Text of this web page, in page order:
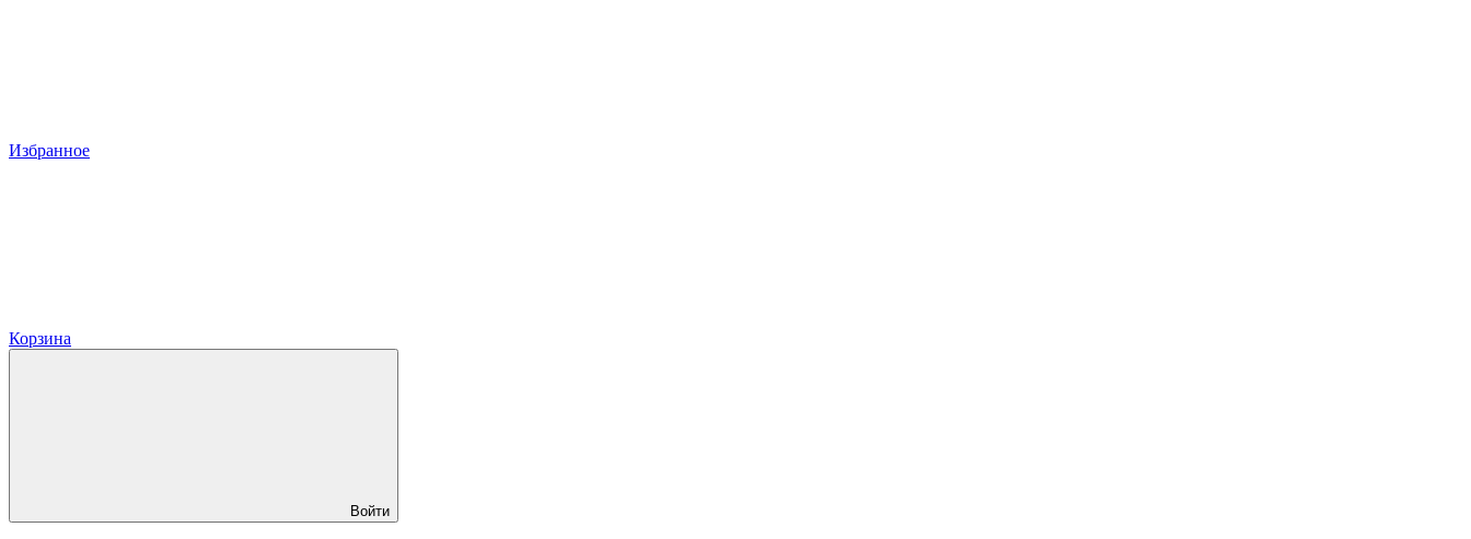
Избранное
Корзина
Войти